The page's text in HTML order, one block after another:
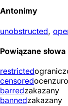
Antonimy
unobstructed,
Powiązane słowa
restricted
censored
barredzakazany
bannedzakazany